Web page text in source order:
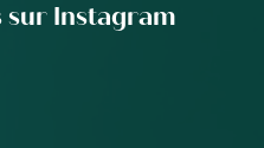
sur Instagram